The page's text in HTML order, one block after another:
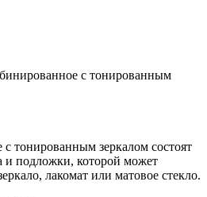
с тонированным
тонированным зеркалом состоят
и подложки, которой может
лакомат или матовое стекло.